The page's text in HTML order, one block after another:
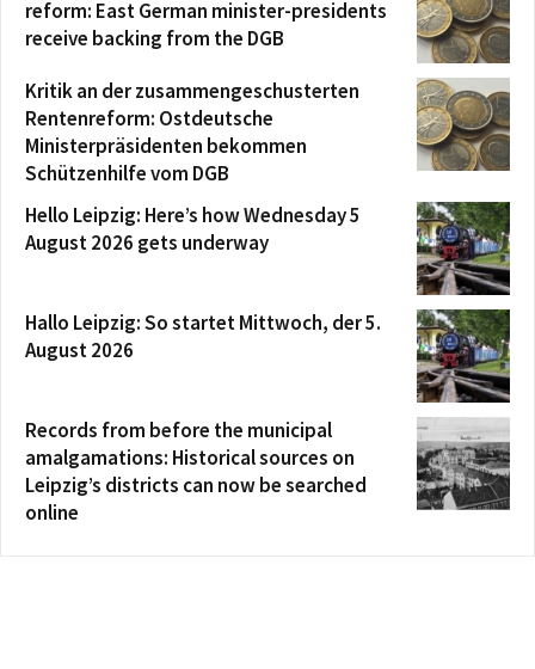
reform: East German minister-presidents
receive backing from the DGB
Kritik an der zusammengeschusterten
Rentenreform: Ostdeutsche
Ministerpräsidenten bekommen
Schützenhilfe vom DGB
Hello Leipzig: Here’s how Wednesday 5
August 2026 gets underway
Hallo Leipzig: So startet Mittwoch, der 5.
August 2026
Records from before the municipal
amalgamations: Historical sources on
Leipzig’s districts can now be searched
online